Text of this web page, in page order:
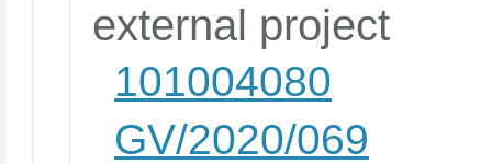
external project
101004080
GV/2020/069